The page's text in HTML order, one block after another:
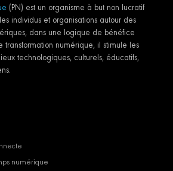
(PN) est un organisme à but non lucratif
individus et organisations autour des
dans une logique de bénéfice
transformation numérique, il stimule les
technologiques, culturels, éducatifs,
numérique